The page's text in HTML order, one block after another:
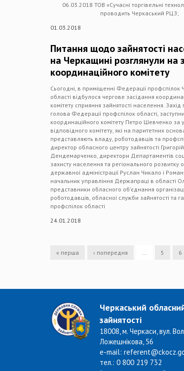
06.03.2018 ТОВ «Сучасні торгівельні
проводить Черкаський РЦЗ;
01.03.2018
Питання щодо зайнятості
на Черкащині розглянули на
координаційного комітету
Сьогодні, в приміщенні Федерації профспілок
області відбулося чергове засідання
комітету сприяння зайнятості населення.
голова Федерації профспілок області,
координаційного комітету Петро Шевченко за
відповідного комітету, які на паритетних
представляють владу, роботодавців та
директор обласного центру зайнятості Григорій
Дендемарченко, директори Департаментів
захисту населення та регіонального розвитку
державної адміністрації Руслан Чикало і
начальник управління Держапраці в області
представники обласного об’єднання
роботодавців, обласної служби зайнятості та
профспілок області
24.01.2018
« перша ‹ попередня 5 6
Черкаський
зайнятості
18008, м. Черкаси, вул.
Ложешнікова, 56
e-mail:
тел.: 0 800 219 732